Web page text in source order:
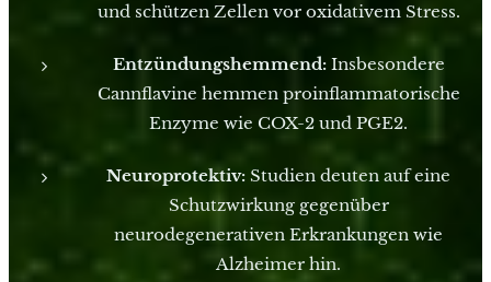
und schützen Zellen vor oxidativem Stress.
Entzündungshemmend:Insbesondere
Cannflavine hemmen proinflammatorische
Enzyme wie COX-2 und PGE2.
Neuroprotektiv: Studien deuten auf eine
Schutzwirkung gegenüber
neurodegenerativen Erkrankungen wie
Alzheimer hin.